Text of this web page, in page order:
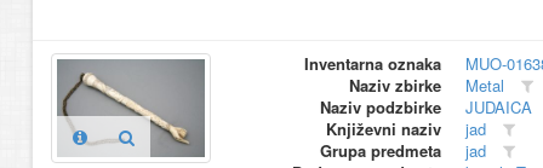
Inventarna oznaka
MUO-
Naziv zbirke
Metal
Naziv podzbirke
JUDAICA
Književni naziv
jad
Grupa predmeta
jad